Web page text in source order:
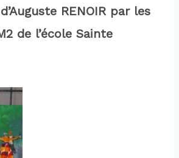
RENOIR par les
de l’école Sainte